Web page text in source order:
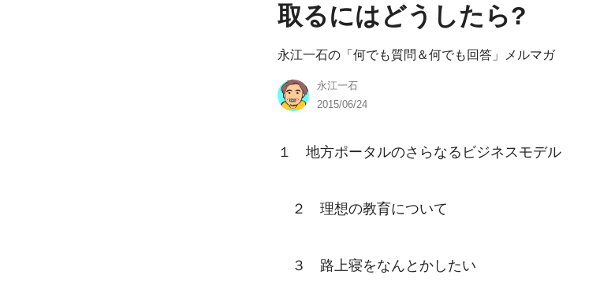
取るにはどうしたら?
永江一石の「何でも質問＆何でも回答」メルマガ
永江一石
2015/06/24
１　地方ポータルのさらなるビジネスモデル
２　理想の教育について
３　路上寝をなんとかしたい